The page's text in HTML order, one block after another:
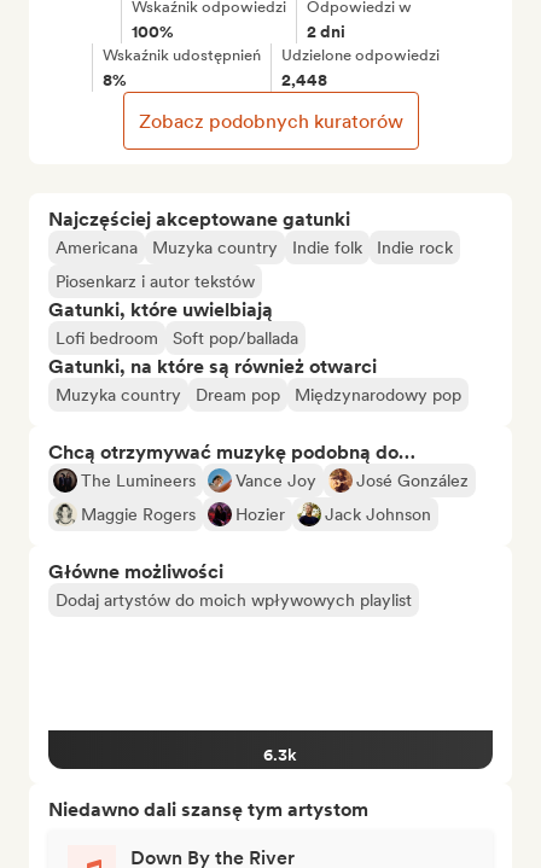
Najczęściej akceptowane gatunki
Americana Muzyka country Indie folk
Indie rock
Piosenkarz i autor tekstów
Gatunki, które uwielbiają
Lofi bedroom Soft pop/ballada
Gatunki, na które są również otwarci
Muzyka country Dream pop Międzynarodowy pop
Chcą otrzymywać muzykę podobną do…
The Lumineers Vance Joy
José González
Maggie Rogers
Hozier Jack Johnson
Główne możliwości
Dodaj artystów do moich wpływowych playlist
6.3k
Niedawno dali szansę tym artystom
Down By the River
Wskaźnik odpowiedzi
100%
Odpowiedzi w
2 dni
Wskaźnik udostępnień
8%
Udzielone odpowiedzi
2,448
Zobacz podobnych kuratorów